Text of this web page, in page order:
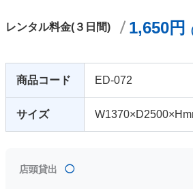
レンタル料金(３日間) 1,650円
商品コード ED-072
サイズ
店頭貸出 ◯